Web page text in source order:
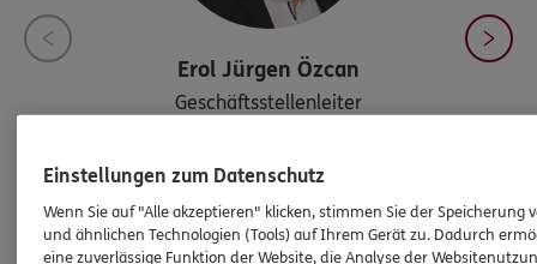
Erol Jürgen Özcan
Geschäftsstellenleiter
erol.juergen.oezcan@ergo.de
Einstellungen zum Datenschutz
Wenn Sie auf "Alle akzeptieren" klicken, stimmen Sie der Speicherung
und ähnlichen Technologien (Tools) auf Ihrem Gerät zu. Dadurch
eine zuverlässige Funktion der Website, die Analyse der